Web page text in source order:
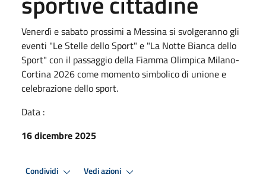
Venerdì e sabato prossimi a Messina si svolgeranno gli
eventi "Le Stelle dello Sport" e "La Notte Bianca dello
Sport" con il passaggio della Fiamma Olimpica Milano-
Cortina 2026 come momento simbolico di unione e
celebrazione dello sport.
Data :
16 dicembre 2025
Condividi Vedi azioni